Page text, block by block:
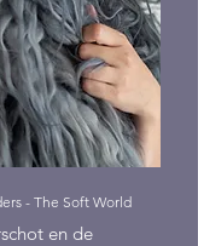
- The Soft World
en de